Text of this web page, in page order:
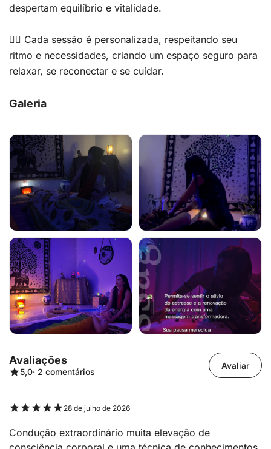
despertam equilíbrio e vitalidade.
💆‍♀️ Cada sessão é personalizada, respeitando seu
ritmo e necessidades, criando um espaço seguro para
relaxar, se reconectar e se cuidar.
Galeria
Avaliações
5,0· 2 comentários
Avaliar
28 de julho de 2026
Condução extraordinário muita elevação de